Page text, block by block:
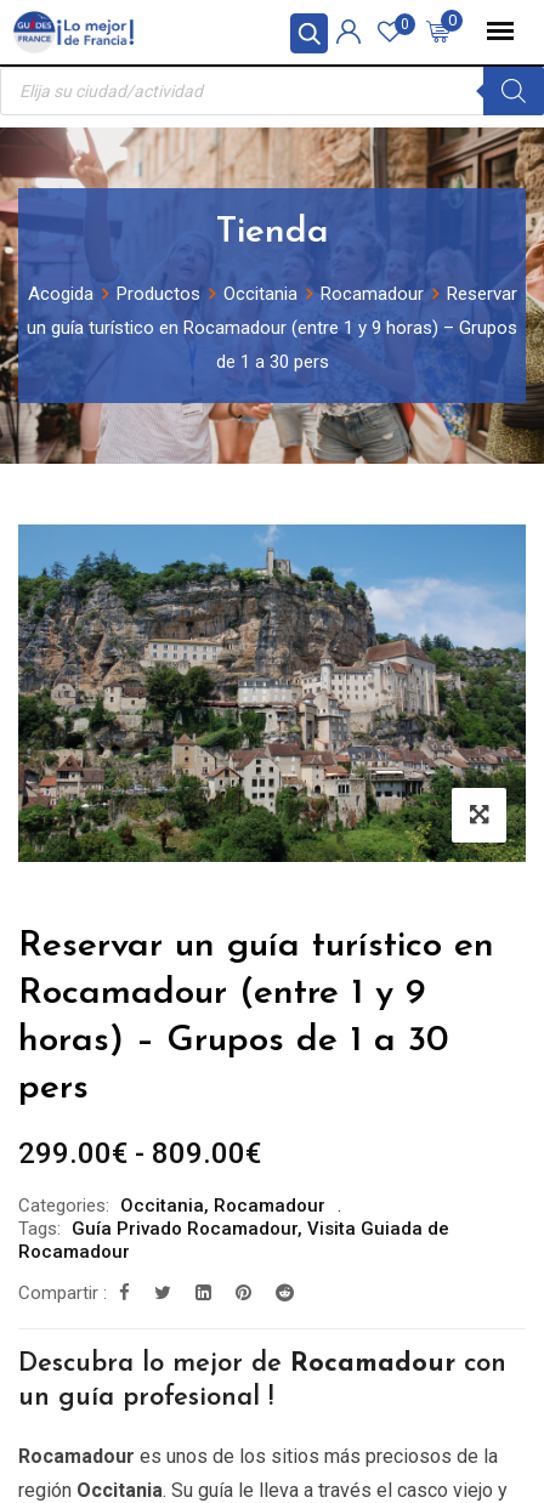
Panel de gestión de cookies
Skip
content
0
0
Búsqueda
productos
Tienda
Acogida Productos Occitania Rocamadour
Reservar
un guía turístico en Rocamadour (entre 1 y 9 horas) – Grupos
de 1 a 30 pers
Reservar un guía turístico en
Rocamadour (entre 1 y 9
horas) – Grupos de 1 a 30
pers
299.00€ - 809.00€Rango
precios:
299.00€
809.00€
Categories: Occitania, Rocamadour
Tags:
Guía Privado Rocamadour, Visita Guiada de
Rocamadour
Compartir :
Descubra lo mejor de Rocamadour con
un guía profesional !
Rocamadour es unos de los sitios más preciosos de la
región Occitania. Su guía le lleva a través el casco viejo y